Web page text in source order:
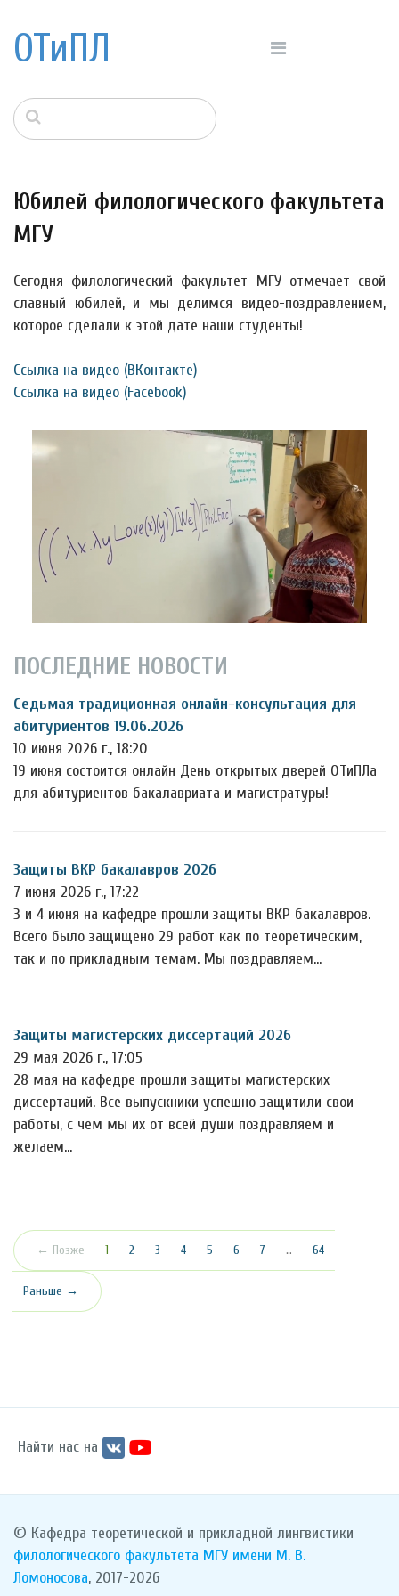
ОТиПЛ
Юбилей филологического факультета
МГУ
Сегодня филологический факультет МГУ отмечает свой
славный юбилей, и мы делимся видео-поздравлением,
которое сделали к этой дате наши студенты!
Ссылка на видео (ВКонтакте)
Ссылка на видео (Facebook)
ПОСЛЕДНИЕ НОВОСТИ
Седьмая традиционная онлайн-консультация для
абитуриентов 19.06.2026
10 июня 2026 г., 18:20
19 июня состоится онлайн День открытых дверей ОТиПЛа
для абитуриентов бакалавриата и магистратуры!
Защиты ВКР бакалавров 2026
7 июня 2026 г., 17:22
3 и 4 июня на кафедре прошли защиты ВКР бакалавров.
Всего было защищено 29 работ как по теоретическим,
так и по прикладным темам. Мы поздравляем…
Защиты магистерских диссертаций 2026
29 мая 2026 г., 17:05
28 мая на кафедре прошли защиты магистерских
диссертаций. Все выпускники успешно защитили свои
работы, с чем мы их от всей души поздравляем и
желаем…
← Позже 1 (текущая)
2 3 4 5 6 7 … 64
Раньше →
Найти нас на
© Кафедра теоретической и прикладной лингвистики
филологического факультета МГУ имени М. В.
Ломоносова, 2017-2026